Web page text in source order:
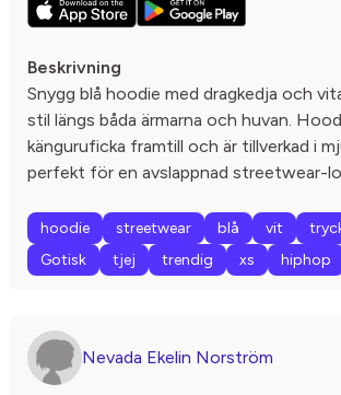
Beskrivning
Snygg blå hoodie med dragkedja och
stil längs båda ärmarna och huvan.
känguruficka framtill och är tillverkad i
perfekt för en avslappnad streetwear-
hoodie streetwear blå vit
Gotisk
tjej trendig xs hiphop
Nevada Ekelin Norström